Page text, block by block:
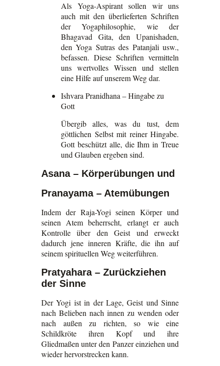
Als Yoga-Aspirant sollen wir uns
auch mit den überlieferten Schriften
der Yogaphilosophie, wie der
Bhagavad Gita, den Upanishaden,
den Yoga Sutras des Patanjali usw.,
befassen. Diese Schriften vermitteln
uns wertvolles Wissen und stellen
eine Hilfe auf unserem Weg dar.
Ishvara Pranidhana – Hingabe zu
Gott
Übergib alles, was du tust, dem
göttlichen Selbst mit reiner Hingabe.
Gott beschützt alle, die Ihm in Treue
und Glauben ergeben sind.
Asana – Körperübungen und
Pranayama – Atemübungen
Indem der Raja-Yogi seinen Körper und
seinen Atem beherrscht, erlangt er auch
Kontrolle über den Geist und erweckt
dadurch jene inneren Kräfte, die ihn auf
seinem spirituellen Weg weiterführen.
Pratyahara – Zurückziehen
der Sinne
Der Yogi ist in der Lage, Geist und Sinne
nach Belieben nach innen zu wenden oder
nach außen zu richten, so wie eine
Schildkröte ihren Kopf und ihre
Gliedmaßen unter den Panzer einziehen und
wieder hervorstrecken kann.